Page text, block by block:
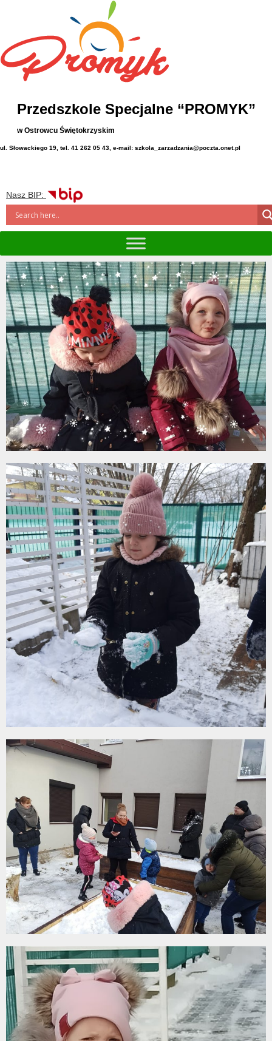
Przedszkole Specjalne “PROMYK”
w Ostrowcu Świętokrzyskim
ul. Słowackiego 19, tel. 41 262 05 43, e-mail: szkola_zarzadzania@poczta.onet.pl
Nasz BIP: